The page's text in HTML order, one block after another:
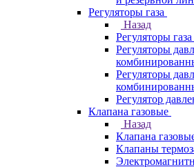
Регуляторы газа
Назад
Регуляторы газа
Регуляторы
Регуляторы
Регулятор
Клапана газовые
Назад
Клапана
Клапаны